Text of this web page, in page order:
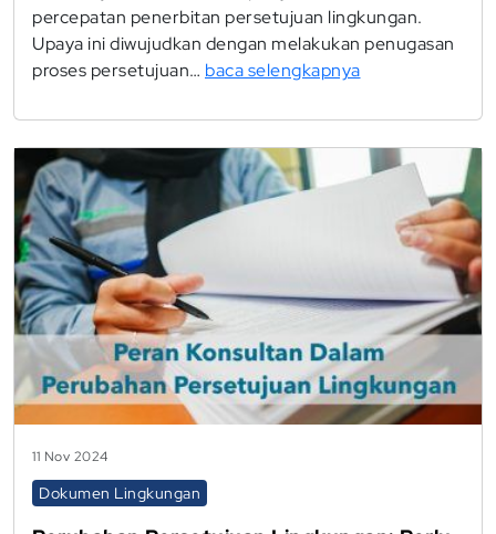
percepatan penerbitan persetujuan lingkungan.
Upaya ini diwujudkan dengan melakukan penugasan
proses persetujuan… baca selengkapnya
11 Nov 2024
Dokumen Lingkungan